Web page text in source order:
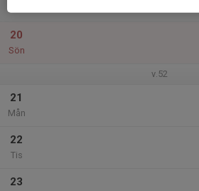
20
Sön
v.52
21
Mån
22
Tis
23